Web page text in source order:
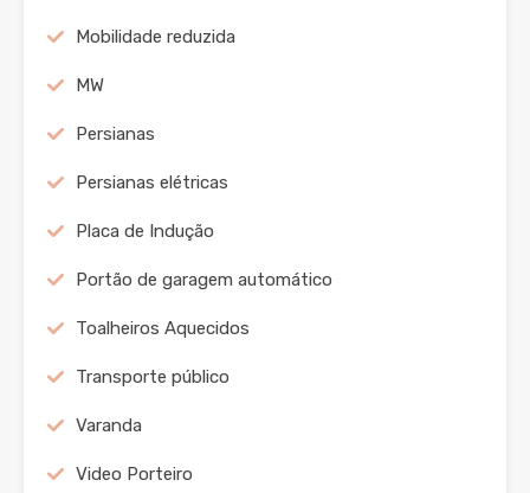
Mobilidade reduzida
MW
Persianas
Persianas elétricas
Placa de Indução
Portão de garagem automático
Toalheiros Aquecidos
Transporte público
Varanda
Video Porteiro